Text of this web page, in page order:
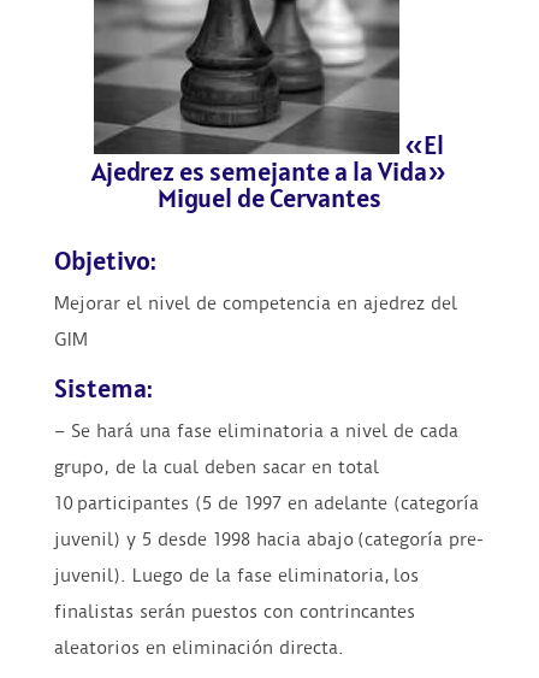
«El
Ajedrez es semejante a la Vida»
Miguel de Cervantes
Objetivo:
Mejorar el nivel de competencia en ajedrez del
GIM
Sistema:
– Se hará una fase eliminatoria a nivel de cada
grupo, de la cual deben sacar en total
10 participantes (5 de 1997 en adelante (categoría
juvenil) y 5 desde 1998 hacia abajo (categoría pre-
juvenil). Luego de la fase eliminatoria, los
finalistas serán puestos con contrincantes
aleatorios en eliminación directa.